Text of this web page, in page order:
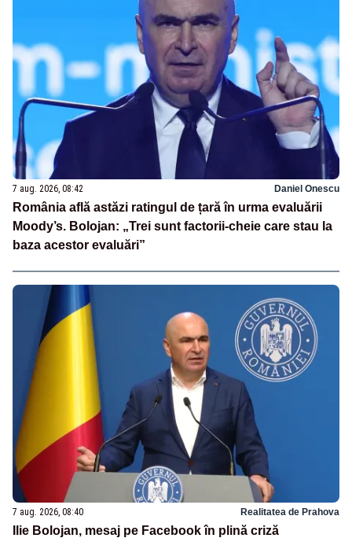
7 aug. 2026, 08:42 Daniel Onescu
România află astăzi ratingul de țară în urma evaluării
Moody’s. Bolojan: „Trei sunt factorii-cheie care stau la
baza acestor evaluări”
7 aug. 2026, 08:40 Realitatea de Prahova
Ilie Bolojan, mesaj pe Facebook în plină criză